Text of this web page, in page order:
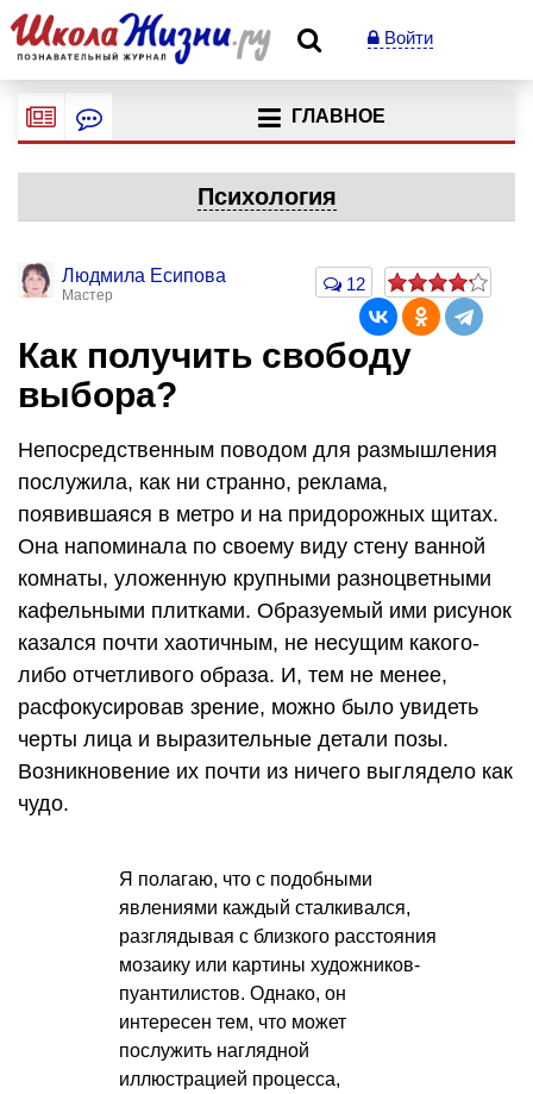
Войти
ГЛАВНОЕ
Психология
Людмила Есипова
Мастер
12
Как получить свободу
выбора?
Непосредственным поводом для размышления
послужила, как ни странно, реклама,
появившаяся в метро и на придорожных щитах.
Она напоминала по своему виду стену ванной
комнаты, уложенную крупными разноцветными
кафельными плитками. Образуемый ими рисунок
казался почти хаотичным, не несущим какого-
либо отчетливого образа. И, тем не менее,
расфокусировав зрение, можно было увидеть
черты лица и выразительные детали позы.
Возникновение их почти из ничего выглядело как
чудо.
Я полагаю, что с подобными
явлениями каждый сталкивался,
разглядывая с близкого расстояния
мозаику или картины художников-
пуантилистов. Однако, он
интересен тем, что может
послужить наглядной
иллюстрацией процесса,